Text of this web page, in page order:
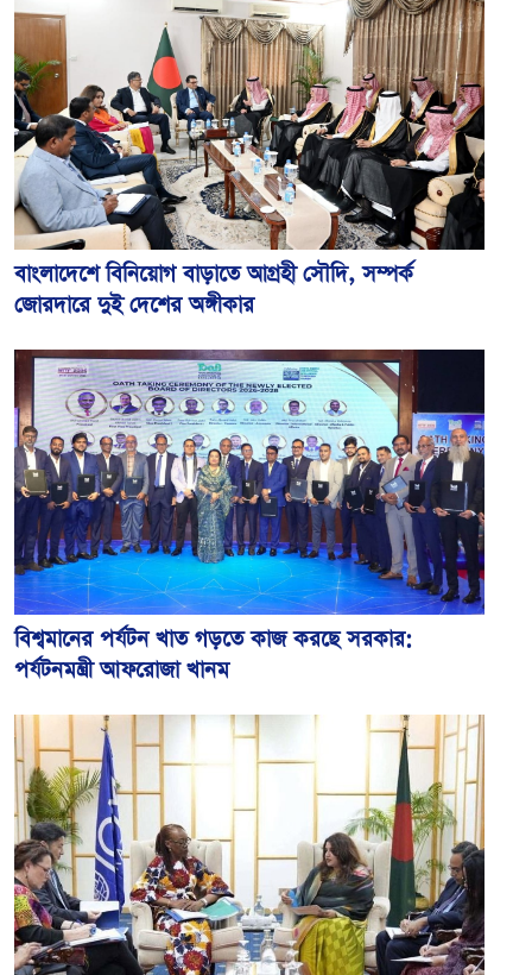
বাংলাদেশে বিনিয়োগ বাড়াতে আগ্রহী সৌদি, সম্পর্ক
জোরদারে দুই দেশের অঙ্গীকার
বিশ্বমানের পর্যটন খাত গড়তে কাজ করছে সরকার:
পর্যটনমন্ত্রী আফরোজা খানম